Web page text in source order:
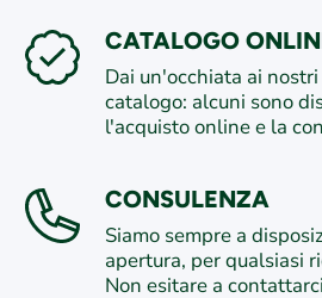
CATALOGO
Dai un'occhiata ai
catalogo: alcuni sono
l'acquisto online e la
CONSULENZA
Siamo sempre a
apertura, per qualsiasi
Non esitare a